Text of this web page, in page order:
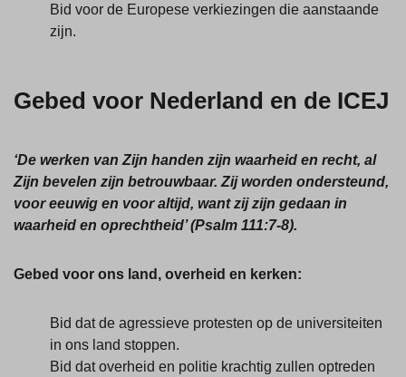
Bid voor de Europese verkiezingen die aanstaande
zijn.
Gebed voor Nederland en de ICEJ
‘De werken van Zijn handen zijn waarheid en recht, al
Zijn bevelen zijn betrouwbaar. Zij worden ondersteund,
voor eeuwig en voor altijd, want zij zijn gedaan in
waarheid en oprechtheid’ (Psalm 111:7-8).
Gebed voor ons land, overheid en kerken:
Bid dat de agressieve protesten op de universiteiten
in ons land stoppen.
Bid dat overheid en politie krachtig zullen optreden